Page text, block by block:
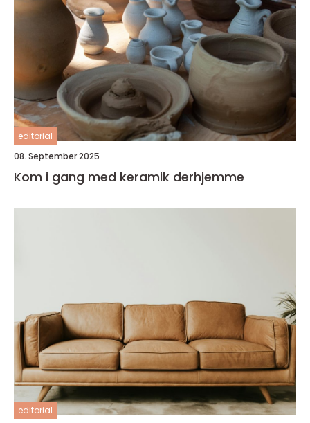
editorial
08. September 2025
Kom i gang med keramik derhjemme
editorial